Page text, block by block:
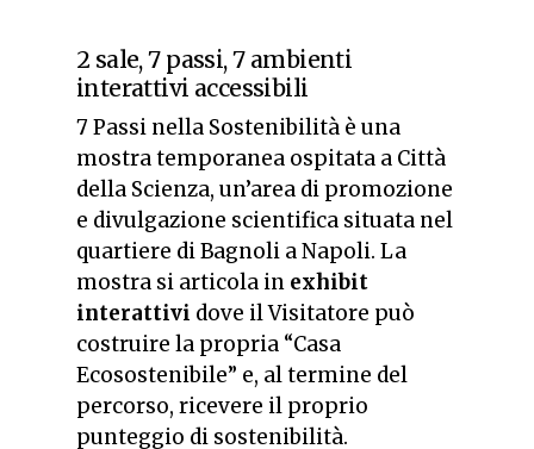
2 sale, 7 passi, 7 ambienti
interattivi accessibili
7 Passi nella Sostenibilità è una
mostra temporanea ospitata a Città
della Scienza, un’area di promozione
e divulgazione scientifica situata nel
quartiere di Bagnoli a Napoli. La
mostra si articola in exhibit
interattivi dove il Visitatore può
costruire la propria “Casa
Ecosostenibile” e, al termine del
percorso, ricevere il proprio
punteggio di sostenibilità.